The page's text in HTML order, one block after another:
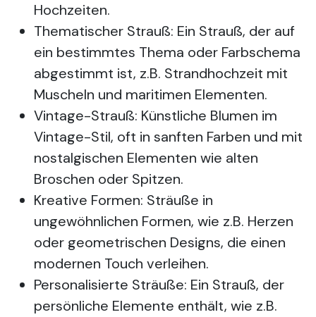
Hochzeiten.
Thematischer Strauß: Ein Strauß, der auf
ein bestimmtes Thema oder Farbschema
abgestimmt ist, z.B. Strandhochzeit mit
Muscheln und maritimen Elementen.
Vintage-Strauß: Künstliche Blumen im
Vintage-Stil, oft in sanften Farben und mit
nostalgischen Elementen wie alten
Broschen oder Spitzen.
Kreative Formen: Sträuße in
ungewöhnlichen Formen, wie z.B. Herzen
oder geometrischen Designs, die einen
modernen Touch verleihen.
Personalisierte Sträuße: Ein Strauß, der
persönliche Elemente enthält, wie z.B.